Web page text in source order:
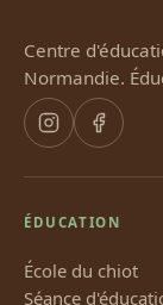
Centre
Normandie.
ÉDUCATION
École du chiot
Séance